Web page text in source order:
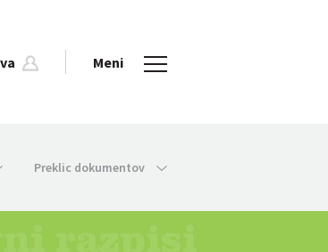
Meni
Preklic dokumentov